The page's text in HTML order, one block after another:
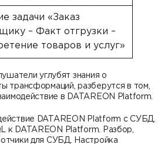
задачи «Заказ
– Факт отгрузки –
товаров и услуг»
углубят знания о
трансформаций, разберутся в том,
в DATAREON Platform.
DATAREON Platform с СУБД.
к DATAREON Platform. Разбор,
для СУБД. Настройка